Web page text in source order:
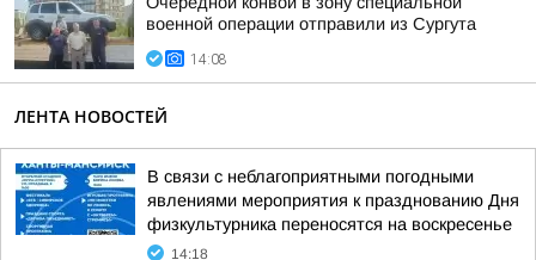
военной операции отправили из Сургута
14:08
ЛЕНТА НОВОСТЕЙ
В связи с неблагоприятными погодными
явлениями мероприятия к празднованию Дня
физкультурника переносятся на воскресенье
14:18